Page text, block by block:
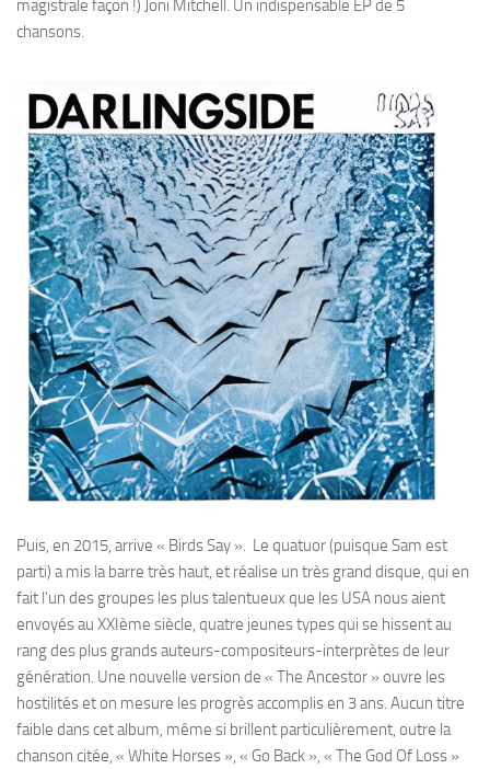
magistrale façon !) Joni Mitchell. Un indispensable EP de 5
chansons.
Puis, en 2015, arrive « Birds Say ». Le quatuor (puisque Sam est
parti) a mis la barre très haut, et réalise un très grand disque, qui en
fait l’un des groupes les plus talentueux que les USA nous aient
envoyés au XXIème siècle, quatre jeunes types qui se hissent au
rang des plus grands auteurs-compositeurs-interprètes de leur
génération. Une nouvelle version de « The Ancestor » ouvre les
hostilités et on mesure les progrès accomplis en 3 ans. Aucun titre
faible dans cet album, même si brillent particulièrement, outre la
chanson citée, « White Horses », « Go Back », « The God Of Loss »